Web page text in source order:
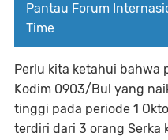
Pantau Forum
Time
Perlu kita ketahui bahwa
Kodim 0903/Bul yang
tinggi pada periode 1
terdiri dari 3 orang Serka